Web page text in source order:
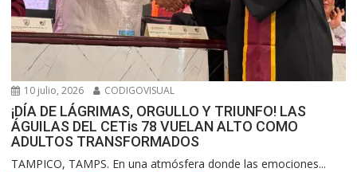
10 julio, 2026 CODIGOVISUAL
¡DÍA DE LÁGRIMAS, ORGULLO Y TRIUNFO! LAS
ÁGUILAS DEL CETis 78 VUELAN ALTO COMO
ADULTOS TRANSFORMADOS
​TAMPICO, TAMPS. En una atmósfera donde las emociones...